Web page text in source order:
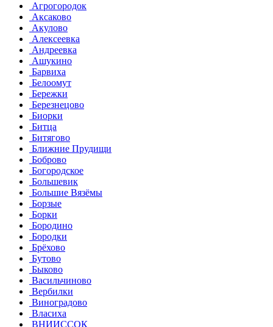
Агрогородок
Аксаково
Акулово
Алексеевка
Андреевка
Ашукино
Барвиха
Белоомут
Бережки
Березнецово
Биорки
Битца
Битягово
Ближние Прудищи
Боброво
Богородское
Большевик
Большие Вязёмы
Борзые
Борки
Бородино
Бородки
Брёхово
Бутово
Быково
Васильчиново
Вербилки
Виноградово
Власиха
ВНИИССОК